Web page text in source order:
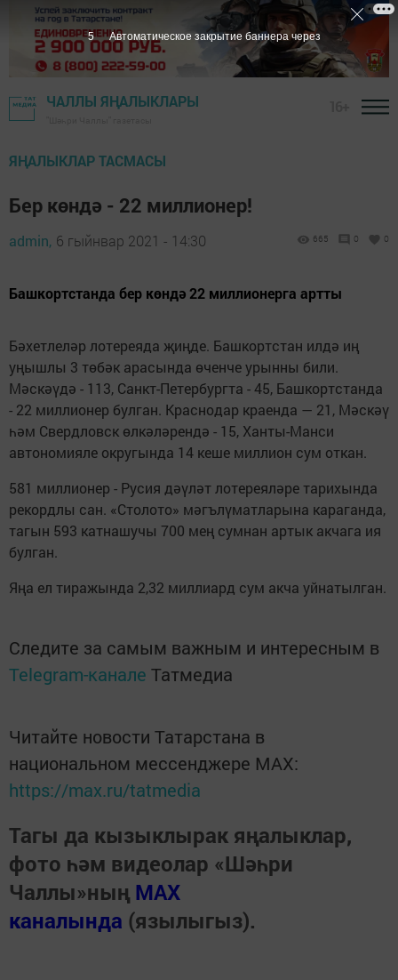
ЧАЛЛЫ ЯҢАЛЫКЛАРЫ
ЯҢАЛЫКЛАР ТАСМАСЫ
Бер көндә - 22 миллионер!
admin, 6 гыйнвар 2021 - 14:30 665 0 0
Башкортстанда бер көндә 22 миллионерга артты
Бәхетлеләр лотереяда җиңде. Башкортстан илдә иң
уңышлы 3 төбәк арасында өченче урынны били.
Мәскәүдә - 113, Санкт-Петербургта - 45, Башкортстанда
- 22 миллионер булган. Краснодар краенда — 21, Мәскәү
һәм Свердловск өлкәләрендә - 15, Ханты-Манси
автономияле округында 14 кеше миллион сум откан.
581 миллионер - Русия дәүләт лотереяләре тарихында
рекордлы сан. «Столото» мәгълүматларына караганда,
тагын 593 катнашучы 700 мең сумнан артык акчага ия
булган.
Яңа ел тиражында 2,32 миллиард сум акча уйнатылган.
Следите за самым важным и интересным в
Telegram-канале Татмедиа
Читайте новости Татарстана в
национальном мессенджере MАХ:
https://max.ru/tatmedia
Тагы да кызыклырак яңалыклар,
фото һәм видеолар «Шәһри
Чаллы»ның MAX
каналында (язылыгыз).
4 Автоматическое закрытие баннера через